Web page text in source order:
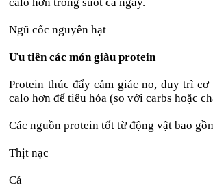
Ngũ cốc nguyên hạt
Ưu tiên các món giàu protein
Protein thúc đẩy cảm giác no, duy trì cơ
calo hơn để tiêu hóa (so với carbs hoặc
Các nguồn protein tốt từ động vật bao
Thịt nạc
Cá